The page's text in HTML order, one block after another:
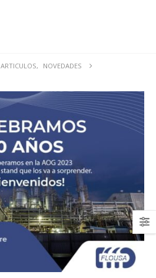
ARTICULOS,
NOVEDADES